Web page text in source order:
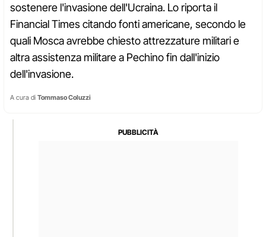
sostenere l'invasione dell'Ucraina. Lo riporta il
Financial Times citando fonti americane, secondo le
quali Mosca avrebbe chiesto attrezzature militari e
altra assistenza militare a Pechino fin dall'inizio
dell'invasione.
A cura di Tommaso Coluzzi